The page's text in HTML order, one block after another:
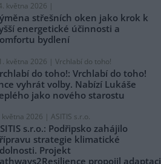
května 2026 |
střešních oken jako krok k
energetické účinnosti a
bydlení
května 2026 | Vrchlabí do toho!
do toho!: Vrchlabí do toho!
vyhrát volby. Nabízí Lukáše
jako nového starostu
května 2026 | ASITIS s.r.o.
s.r.o.: Podřipsko zahájilo
strategie klimatické
Projekt
propojil adaptaci